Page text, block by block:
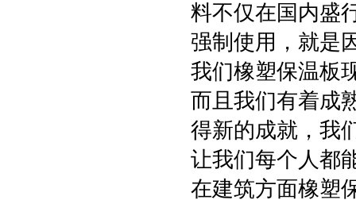
料不仅在国内盛
强制使用，就是
我们橡塑保温板
而且我们有着成
得新的成就，我
让我们每个人都
在建筑方面橡塑